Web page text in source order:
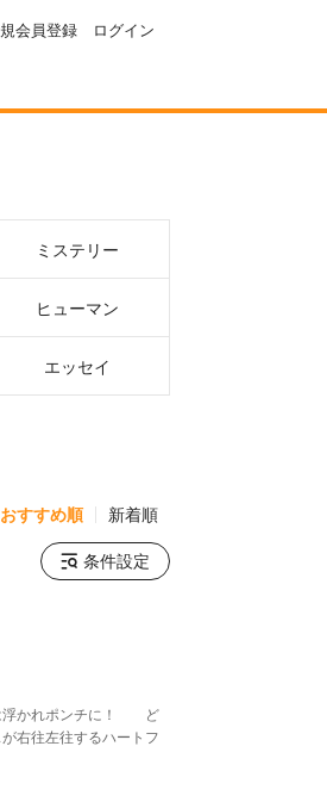
会員登録 ログイン
ミステリー
ヒューマン
エッセイ
おすすめ順 新着順
条件設定
浮かれポンチに！ ど
右往左往するハートフ